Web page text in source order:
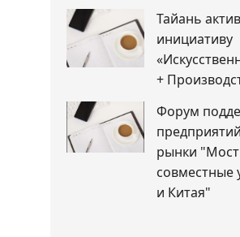
Тайань
инициативу
+
Форум
рынки
совместные
и Китая"